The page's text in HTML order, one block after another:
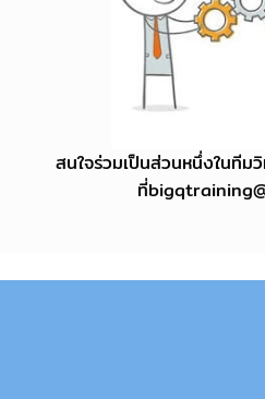
สนใจร่วมเป็นส่วนหนึ่งในทีม
ที่